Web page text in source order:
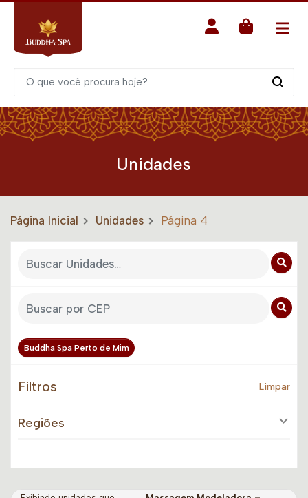
Unidades
Página Inicial Unidades Página 4
Buddha Spa Perto de Mim
Filtros Limpar
Regiões